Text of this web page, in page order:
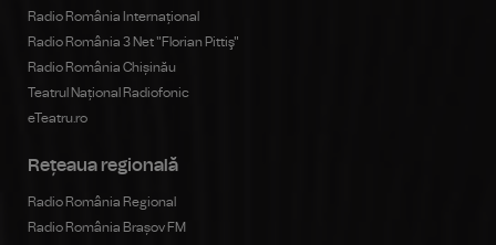
Radio România Internațional
Radio România 3 Net "Florian Pittiş"
Radio România Chișinău
Teatrul Național Radiofonic
eTeatru.ro
Rețeaua regională
Radio România Regional
Radio România Brașov FM